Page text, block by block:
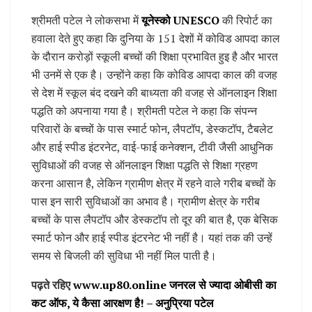
श्रीमती पटेल ने लोकसभा मेंयूनेस्को UNESCOकी रिपोर्ट का
हवाला देते हुए कहा कि दुनिया के 151 देशों में कोविड आपदा काल
के दौरान करोड़ों स्कूली बच्चों की शिक्षा प्रभावित हुइ है और भारत
भी उनमें से एक है। उन्होंने कहा कि कोविड आपदा काल की वजह
से देश में स्कूल बंद दखने की बाध्यता की वजह से ऑनलाइन शिक्षा
पद्धति को अपनाया गया है। श्रीमती पटेल ने कहा कि संपन्न
परिवारों के बच्चों के पास स्मार्ट फोन, लैपटॉप, डेस्कटॉप, टैबलेट
और हाई स्पीड इंटरनेट, वाई-फाई कनेक्शन, टीवी जैसी आधुनिक
सुविधाओं की वजह से ऑनलाइन शिक्षा पद्धति से शिक्षा ग्रहण
करना आसान है, लेकिन ग्रामीण क्षेत्र में रहने वाले गरीब बच्चों के
पास इन सारी सुविधाओं का अभाव है। ग्रामीण क्षेत्र के गरीब
बच्चों के पास लैपटॉप और डेस्कटॉप तो दूर की बात है, एक बेसिक
स्मार्ट फोन और हाई स्पीड इंटरनेट भी नहीं है। यहां तक की उन्हें
समय से बिजली की सुविधा भी नहीं मिल पाती है।
पढ़ते रहिएwww.up80.online जनरल से ज्यादा ओबीसी का
कट ऑफ, ये कैसा आरक्षण है! – अनुप्रिया पटेल